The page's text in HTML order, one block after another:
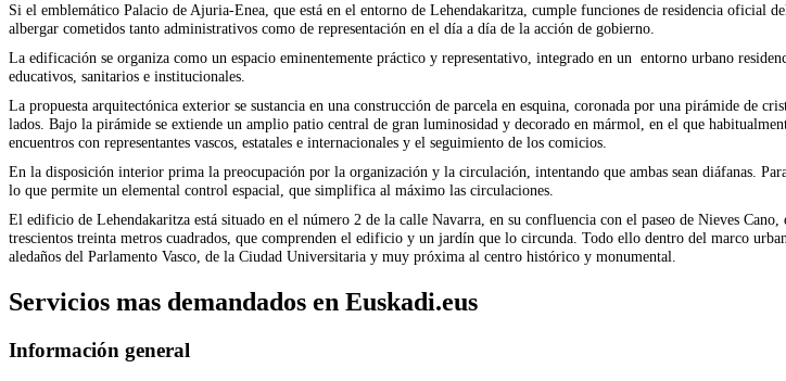
Si el emblemático Palacio de Ajuria-Enea, que está en el entorno de Lehendakaritza, cumple funciones de residencia oficial
albergar cometidos tanto administrativos como de representación en el día a día de la acción de gobierno.
La edificación se organiza como un espacio eminentemente práctico y representativo, integrado en un entorno urbano
educativos, sanitarios e institucionales.
La propuesta arquitectónica exterior se sustancia en una construcción de parcela en esquina, coronada por una pirámide de
lados. Bajo la pirámide se extiende un amplio patio central de gran luminosidad y decorado en mármol, en el que
encuentros con representantes vascos, estatales e internacionales y el seguimiento de los comicios.
En la disposición interior prima la preocupación por la organización y la circulación, intentando que ambas sean diáfanas.
lo que permite un elemental control espacial, que simplifica al máximo las circulaciones.
El edificio de Lehendakaritza está situado en el número 2 de la calle Navarra, en su confluencia con el paseo de Nieves
trescientos treinta metros cuadrados, que comprenden el edificio y un jardín que lo circunda. Todo ello dentro del marco
aledaños del Parlamento Vasco, de la Ciudad Universitaria y muy próxima al centro histórico y monumental.
Servicios mas demandados en Euskadi.eus
Información general